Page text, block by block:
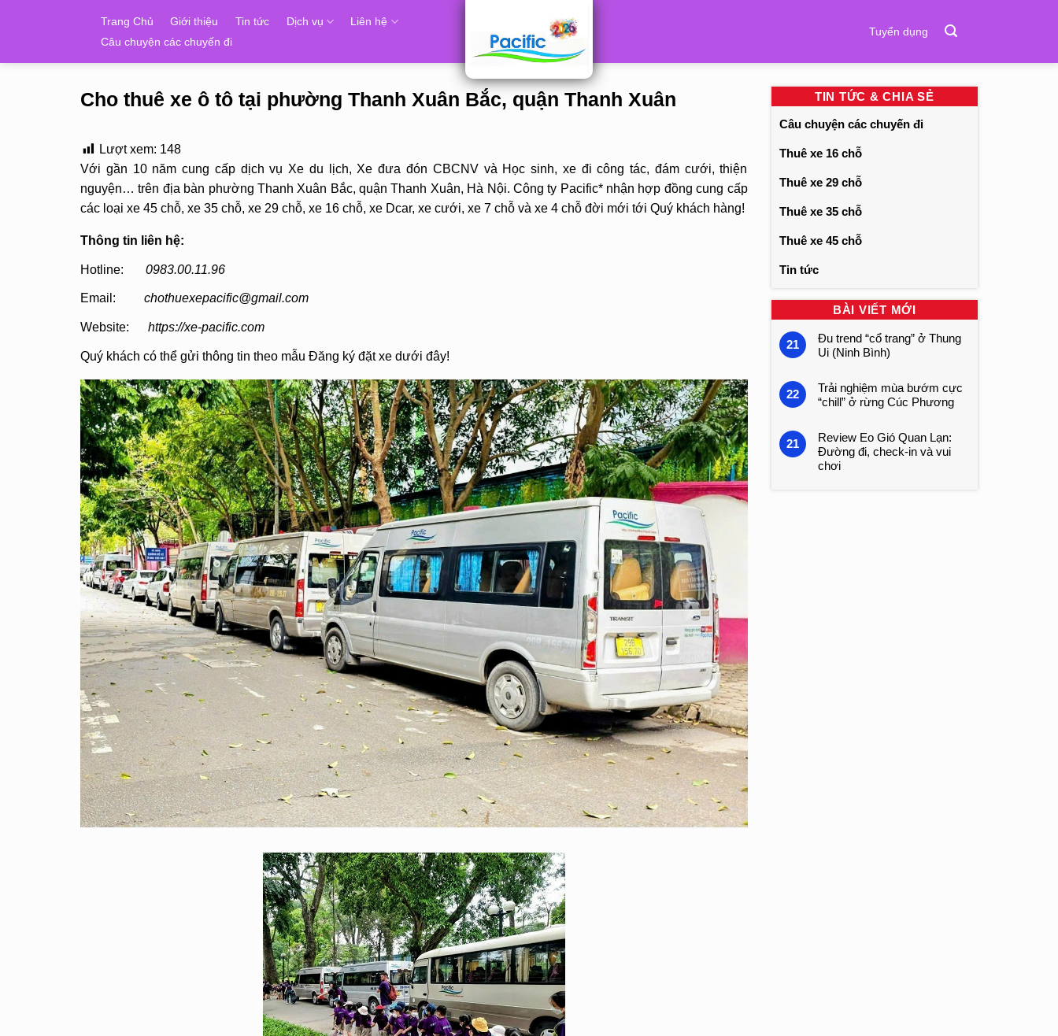
Trang Chủ Giới thiệu Tin tức Dịch vụ
Liên hệ
Câu chuyện các chuyến đi
Tuyển dụng
Cho thuê xe ô tô tại phường Thanh Xuân Bắc, quận Thanh Xuân
Lượt xem: 148
Với gần 10 năm cung cấp dịch vụ Xe du lịch, Xe đưa đón CBCNV và Học sinh, xe đi công tác, đám cưới, thiện
nguyện… trên địa bàn phường Thanh Xuân Bắc, quận Thanh Xuân, Hà Nội. Công ty Pacific* nhận hợp đồng cung cấp
các loại xe 45 chỗ, xe 35 chỗ, xe 29 chỗ, xe 16 chỗ, xe Dcar, xe cưới, xe 7 chỗ và xe 4 chỗ đời mới tới Quý khách hàng!
Thông tin liên hệ:
Hotline: 0983.00.11.96
Email: chothuexepacific@gmail.com
Website: https://xe-pacific.com
Quý khách có thể gửi thông tin theo mẫu Đăng ký đặt xe dưới đây!
TIN TỨC & CHIA SẺ
Câu chuyện các chuyến đi
Thuê xe 16 chỗ
Thuê xe 29 chỗ
Thuê xe 35 chỗ
Thuê xe 45 chỗ
Tin tức
BÀI VIẾT MỚI
21
Đu trend “cổ trang” ở Thung
Ui (Ninh Bình)
22
Trải nghiệm mùa bướm cực
“chill” ở rừng Cúc Phương
21
Review Eo Gió Quan Lạn:
Đường đi, check-in và vui
chơi